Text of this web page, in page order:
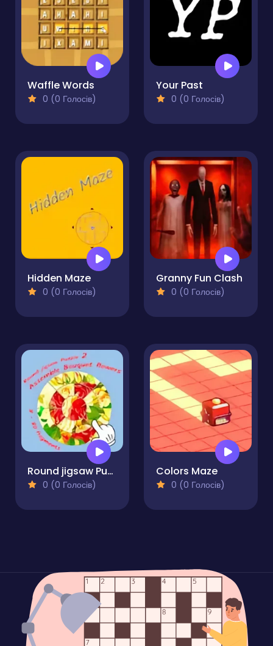
Waffle Words
0 (0 Голосів)
Your Past
0 (0 Голосів)
Hidden Maze
0 (0 Голосів)
Granny Fun Clash
0 (0 Голосів)
Round jigsaw Puzzle 2 - Assemble Bouquet flowers
0 (0 Голосів)
Colors Maze
0 (0 Голосів)